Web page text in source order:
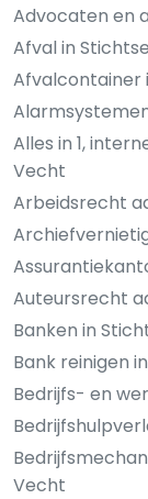
Advocaten en
Afval in
Afvalcontainer
Alles in 1,
Vecht
Arbeidsrecht
Auteursrecht
Banken in
Bank reinigen
Bedrijfs- en
Vecht